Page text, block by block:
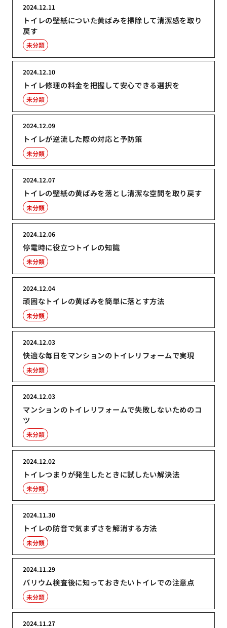
トイレの壁紙についた黄ばみを掃除して清潔感を取り
戻す
2024.12.11
未分類
トイレ修理の料金を把握して安心できる選択を
2024.12.10
未分類
トイレが逆流した際の対応と予防策
2024.12.09
未分類
トイレの壁紙の黄ばみを落とし清潔な空間を取り戻す
2024.12.07
未分類
停電時に役立つトイレの知識
2024.12.06
未分類
頑固なトイレの黄ばみを簡単に落とす方法
2024.12.04
未分類
快適な毎日をマンションのトイレリフォームで実現
2024.12.03
未分類
マンションのトイレリフォームで失敗しないためのコ
ツ
2024.12.03
未分類
トイレつまりが発生したときに試したい解決法
2024.12.02
未分類
トイレの防音で気まずさを解消する方法
2024.11.30
未分類
バリウム検査後に知っておきたいトイレでの注意点
2024.11.29
未分類
2024.11.27